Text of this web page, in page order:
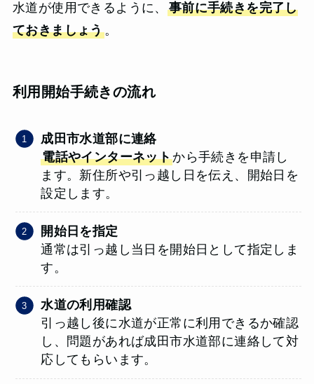
水道が使用できるように、 事前に手続きを完了し
ておきましょう。
利用開始手続きの流れ
成田市水道部に連絡
電話やインターネットから手続きを申請し
ます。新住所や引っ越し日を伝え、開始日を
設定します。
開始日を指定
通常は引っ越し当日を開始日として指定しま
す。
水道の利用確認
引っ越し後に水道が正常に利用できるか確認
し、問題があれば成田市水道部に連絡して対
応してもらいます。